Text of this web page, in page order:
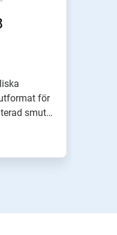
för
smuts